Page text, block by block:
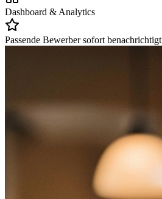
Dashboard & Analytics
Passende Bewerber sofort benachrichtigt